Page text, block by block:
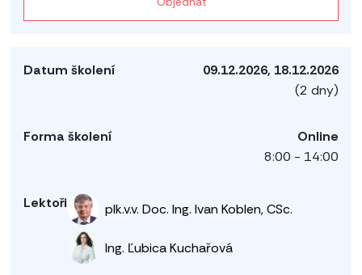
09.12.2026, 18.12.2026
(2 dny)
Online
8:00 - 14:00
plk.v.v. Doc. Ing. Ivan Koblen, CSc.
Ing. Ľubica Kuchařová